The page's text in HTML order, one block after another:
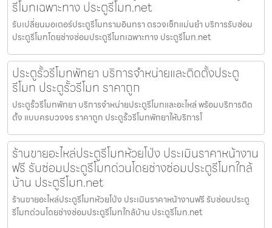
รีโมทเฉพาะทาง ประตูรีโมท.net
รับเปลี่ยนมอเตอร์ประตูรีโมทรามอินทรา ตรวจเช็กแม่นยำ บริการรับซ่อม
ประตูรีโมทโดยช่างซ่อมประตูรีโมทเฉพาะทาง ประตูรีโมท.net
ประตูรั้วรีโมทพัทยา บริการจำหน่ายและติดตั้งประตู
รีโมท ประตูรั้วรีโมท ราคาถูก
ประตูรั้วรีโมทพัทยา บริการจำหน่ายประตูรีโมทและอะไหล่ พร้อมบริการติด
ตั้ง แบบครบวงจร ราคาถูก ประตูรั้วรีโมทพัทยาให้บริการโ
ร้านขายอะไหล่ประตูรีโมทห้วยโป่ง ประเมินราคาหน้างาน
ฟรี รับซ่อมประตูรีโมทด่วนโดยช่างซ่อมประตูรีโมทใกล้
บ้าน ประตูรีโมท.net
ร้านขายอะไหล่ประตูรีโมทห้วยโป่ง ประเมินราคาหน้างานฟรี รับซ่อมประตู
รีโมทด่วนโดยช่างซ่อมประตูรีโมทใกล้บ้าน ประตูรีโมท.net